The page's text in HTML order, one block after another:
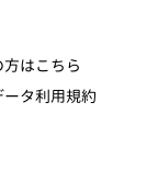
はこちら
タ利用規約